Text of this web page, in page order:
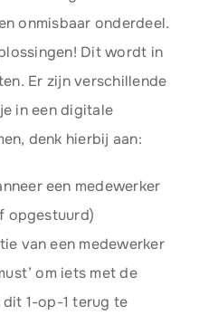
onmisbaar onderdeel.
Dit wordt in
Er zijn verschillende
in een digitale
denk hierbij aan:
een medewerker
opgestuurd)
van een medewerker
om iets met de
1-op-1 terug te